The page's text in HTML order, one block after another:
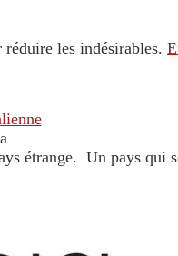
les indésirables.
étrange. Un pays qui